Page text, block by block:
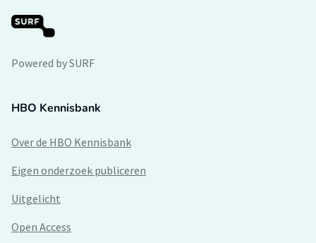
Powered by SURF
HBO Kennisbank
Over de HBO Kennisbank
Eigen onderzoek publiceren
Uitgelicht
Open Access